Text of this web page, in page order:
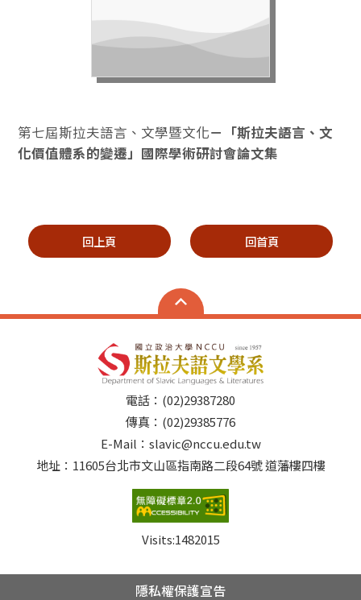
第七屆斯拉夫語言、文學暨文化－「斯拉夫語言、文
化價值體系的變遷」國際學術研討會論文集
回上頁 回首頁
電話：(02)29387280
傳真：(02)29385776
E-Mail：slavic@nccu.edu.tw
地址：11605台北市文山區指南路二段64號 道藩樓四樓
Visits:1482015
隱私權保護宣告